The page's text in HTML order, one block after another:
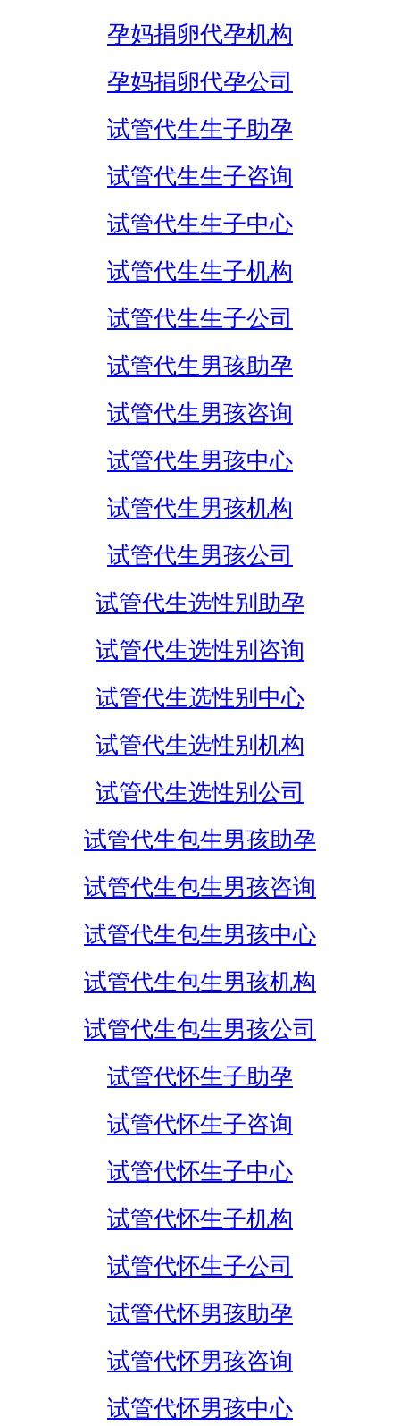
孕妈捐卵代孕机构
孕妈捐卵代孕公司
试管代生生子助孕
试管代生生子咨询
试管代生生子中心
试管代生生子机构
试管代生生子公司
试管代生男孩助孕
试管代生男孩咨询
试管代生男孩中心
试管代生男孩机构
试管代生男孩公司
试管代生选性别助孕
试管代生选性别咨询
试管代生选性别中心
试管代生选性别机构
试管代生选性别公司
试管代生包生男孩助孕
试管代生包生男孩咨询
试管代生包生男孩中心
试管代生包生男孩机构
试管代生包生男孩公司
试管代怀生子助孕
试管代怀生子咨询
试管代怀生子中心
试管代怀生子机构
试管代怀生子公司
试管代怀男孩助孕
试管代怀男孩咨询
试管代怀男孩中心